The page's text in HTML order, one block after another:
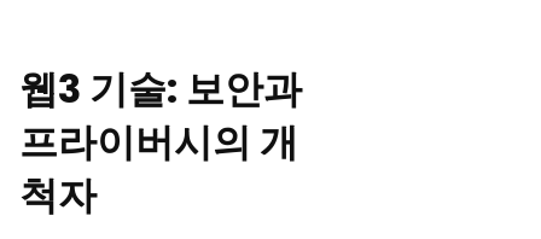
웹3 기술: 보안과
프라이버시의 개
척자